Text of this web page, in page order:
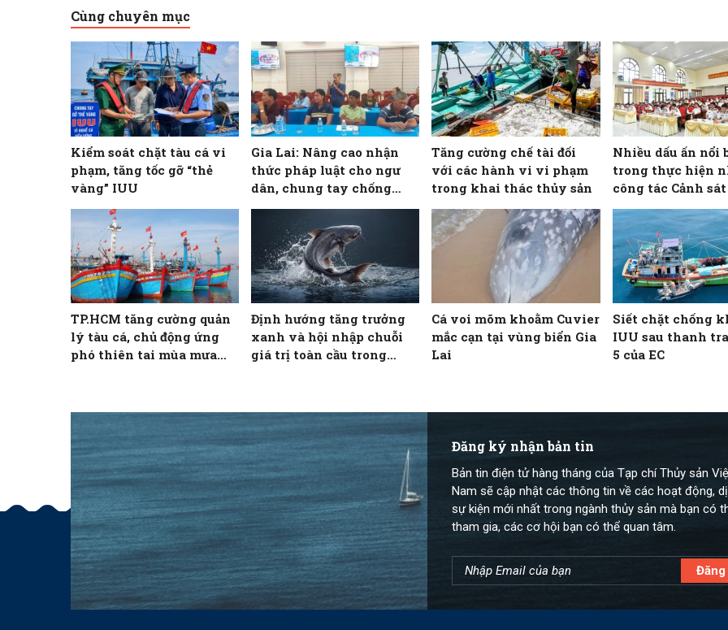
Cùng chuyên mục
Kiểm soát chặt tàu cá vi
phạm, tăng tốc gỡ “thẻ
vàng” IUU
Gia Lai: Nâng cao nhận
thức pháp luật cho ngư
dân, chung tay chống
khai thác IUU
Tăng cường chế tài đối
với các hành vi vi phạm
trong khai thác thủy sản
Nhiều dấu ấn nổi
trong thực hiện
công tác Cảnh
Hải đội 102
TP.HCM tăng cường quản
lý tàu cá, chủ động ứng
phó thiên tai mùa mưa
Định hướng tăng trưởng
xanh và hội nhập chuỗi
giá trị toàn cầu trong
Cá voi mõm khoằm Cuvier
mắc cạn tại vùng biển Gia
Lai
Siết chặt chống
IUU sau thanh
5 của EC
Đăng ký nhận bản tin
Bản tin điện tử hàng tháng của Tạp chí Thủy sản
Nam sẽ cập nhật các thông tin về các hoạt động,
sự kiện mới nhất trong ngành thủy sản mà bạn có
tham gia, các cơ hội bạn có thể quan tâm.